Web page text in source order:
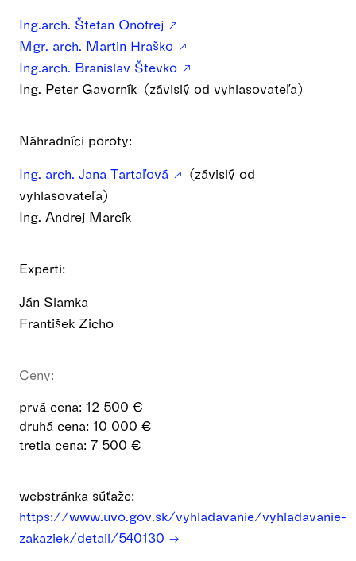
Ing.arch. Štefan Onofrej
Mgr. arch. Martin Hraško
Ing.arch. Branislav Števko
Ing. Peter Gavorník (závislý od vyhlasovateľa)
Náhradníci poroty:
Ing. arch. Jana Tartaľová
(závislý od
vyhlasovateľa)
Ing. Andrej Marcík
Experti:
Ján Slamka
František Zicho
Ceny:
prvá cena: 12 500 €
druhá cena: 10 000 €
tretia cena: 7 500 €
webstránka súťaže:
https://www.uvo.gov.sk/vyhladavanie/vyhladavanie-
zakaziek/detail/540130